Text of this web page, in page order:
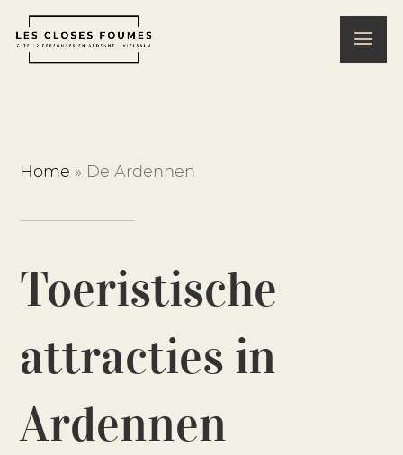
Home » De Ardennen
Toeristische
attracties in
Ardennen